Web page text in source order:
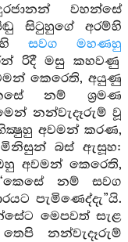
වහන්සේ
සිටුහුගේ අරම්හි
සවග මහණහු
රිදී මසු කහවණු
කෙරෙති, අයුණු
නම් ශ්‍රමණ
නන්වැදෑරුම් වූ
අවමන් කරණ,
බස් ඇසූහ:
අවමන් කෙරෙති,
නම් සවග
පැමිණෙද්දැ”යි.
මෙපවත් සැළ
නන්වැදෑරුම්